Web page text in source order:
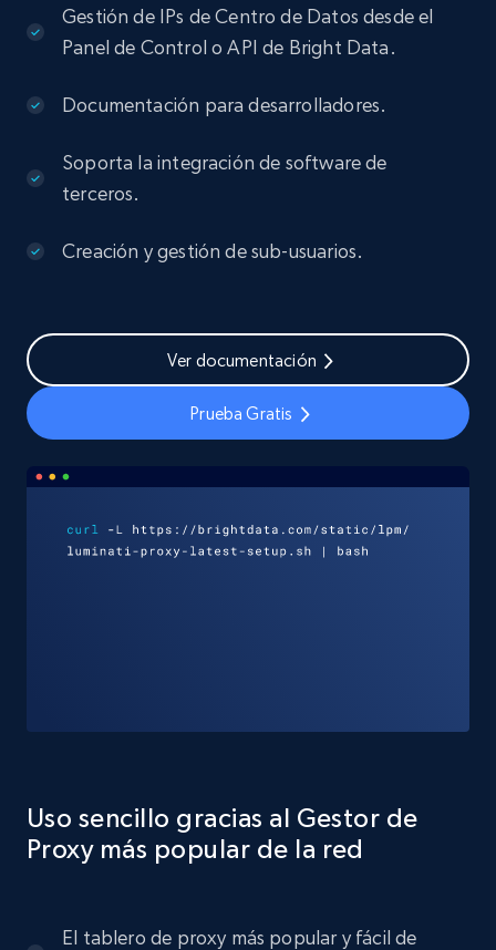
Gestión de IPs de Centro de Datos desde el
Panel de Control o API de Bright Data.
Documentación para desarrolladores.
Soporta la integración de software de
terceros.
Creación y gestión de sub-usuarios.
Ver documentación
Prueba Gratis
Uso sencillo gracias al Gestor de
Proxy más popular de la red
El tablero de proxy más popular y fácil de